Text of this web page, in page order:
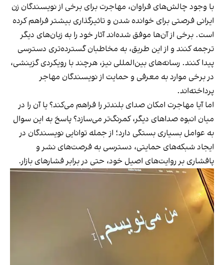
با وجود چالش‌های فراوان، مهاجرت برای برخی از نویسندگان زن
ایرانی فرصتی برای خوانده شدن و تاثیرگذاری بیشتر فراهم کرده
است. برخی از آن‌ها موفق شده‌اند آثار خود را به زبان‌های دیگر
ترجمه کنند و از این طریق، به مخاطبان گسترده‌تری دسترسی
پیدا کنند. رسانه‌های بین‌المللی نیز، هرچند با رویکردی گزینشی،
در برخی موارد به معرفی و حمایت از نویسندگان مهاجر
پرداخته‌اند.
اما آیا مهاجرت امکان صدای بلندتر را فراهم می‌کند؟ یا آن را در
میان انبوه صداهای دیگر، کمرنگ‌تر می‌سازد؟ پاسخ به این سوال
به عوامل بسیاری بستگی دارد؛ از جمله توانایی نویسندگان در
ایجاد شبکه‌های حمایتی، دسترسی به فرصت‌های نشر و
پافشاری بر روایت‌های اصیل خود، حتی در برابر فشارهای بازار.